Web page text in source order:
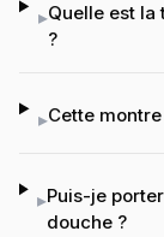
▸Quelle est la
?
▸Cette
▸Puis-je
douche ?